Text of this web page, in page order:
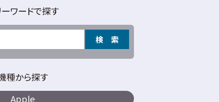
ーワードで探す
検 索
種から探す
Apple